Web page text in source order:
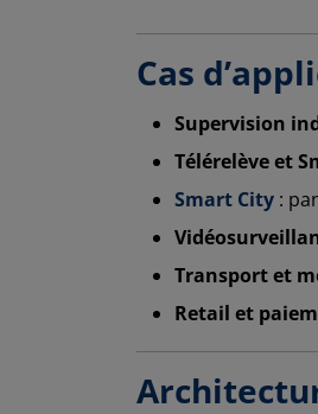
Cas
Supervision
Télérelève et
Smart City :
Transport et
Retail et